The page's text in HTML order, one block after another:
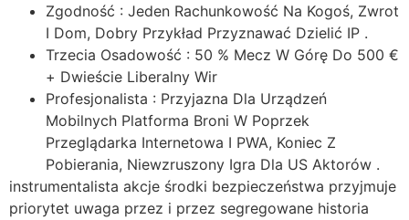
Zgodność : Jeden Rachunkowość Na Kogoś, Zwrot
I Dom, Dobry Przykład Przyznawać Dzielić IP .
Trzecia Osadowość : 50 % Mecz W Górę Do 500 €
+ Dwieście Liberalny Wir
Profesjonalista : Przyjazna Dla Urządzeń
Mobilnych Platforma Broni W Poprzek
Przeglądarka Internetowa I PWA, Koniec Z
Pobierania, Niewzruszony Igra Dla US Aktorów .
instrumentalista akcje środki bezpieczeństwa przyjmuje
priorytet uwaga przez i przez segregowane historia